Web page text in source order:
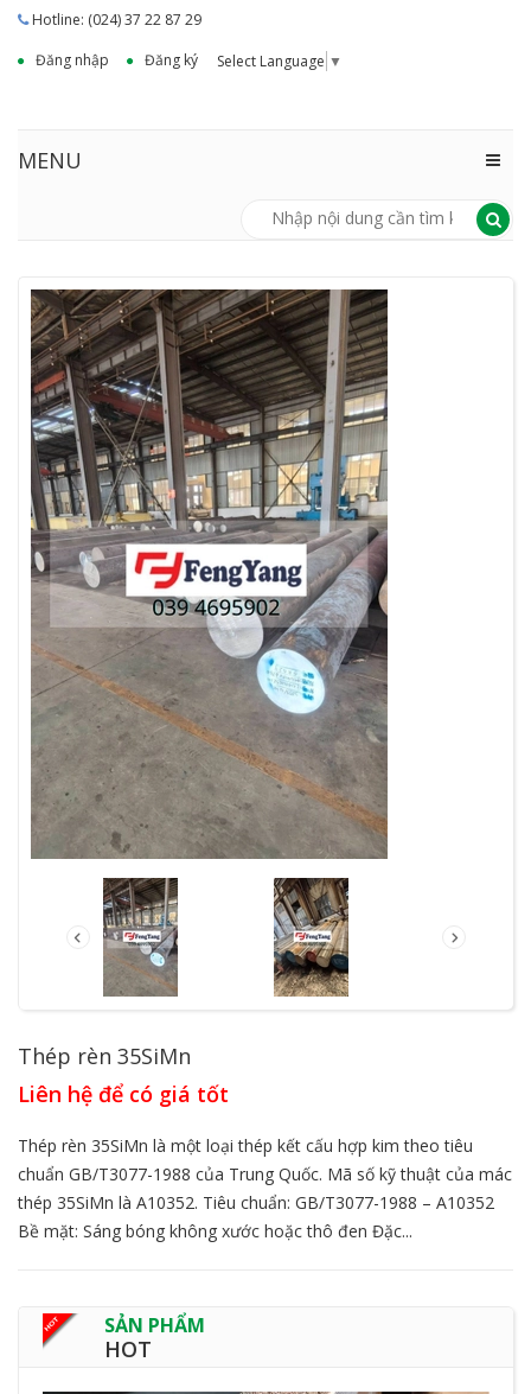
Hotline: (024) 37 22 87 29
Đăng nhập
Đăng ký Select Language ▼
MENU
Thép rèn 35SiMn
Liên hệ để có giá tốt
Thép rèn 35SiMn là một loại thép kết cấu hợp kim theo tiêu
chuẩn GB/T3077-1988 của Trung Quốc. Mã số kỹ thuật của mác
thép 35SiMn là A10352. Tiêu chuẩn: GB/T3077-1988 – A10352
Bề mặt: Sáng bóng không xước hoặc thô đen Đặc...
SẢN PHẨM
HOT